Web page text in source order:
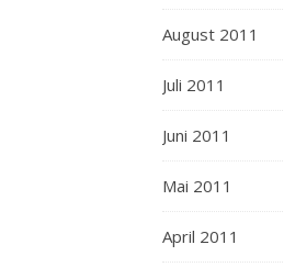
August 2011
Juli 2011
Juni 2011
Mai 2011
April 2011